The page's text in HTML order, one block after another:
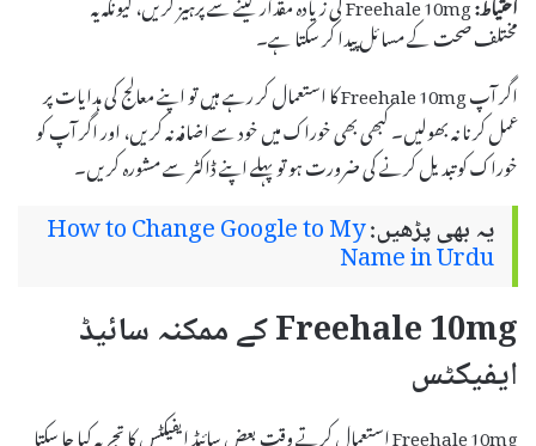
مختلف صحت کے مسائل پیدا کر سکتا ہے۔
اگر آپ Freehale 10mg کا استعمال کر رہے ہیں تو اپنے معالج کی ہدایات پر
عمل کرنا نہ بھولیں۔ کبھی بھی خوراک میں خود سے اضافہ نہ کریں، اور اگر آپ کو
خوراک کو تبدیل کرنے کی ضرورت ہو تو پہلے اپنے ڈاکٹر سے مشورہ کریں۔
یہ بھی پڑھیں:How to Change Google to My
Name in Urdu
Freehale 10mg کے ممکنہ سائیڈ
ایفیکٹس
Freehale 10mg استعمال کرتے وقت بعض سائیڈ ایفیکٹس کا تجربہ کیا جا سکتا